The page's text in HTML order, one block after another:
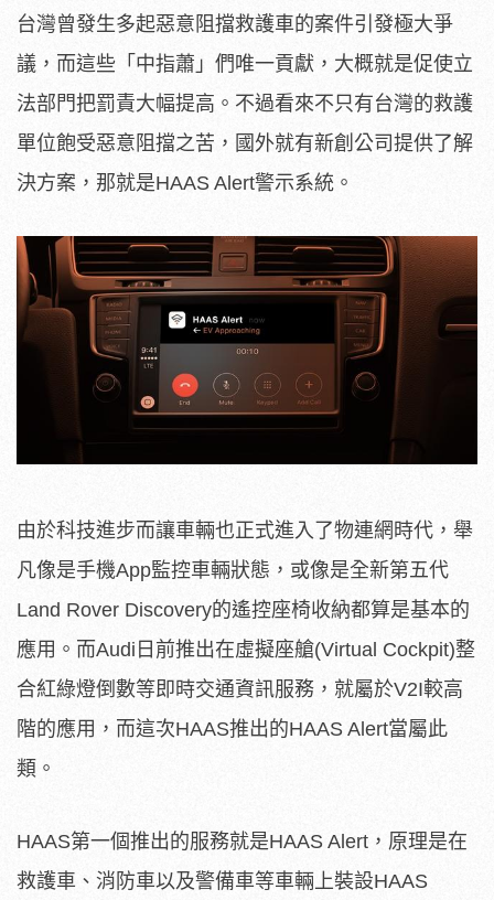
台灣曾發生多起惡意阻擋救護車的案件引發極大爭
議，而這些「中指蕭」們唯一貢獻，大概就是促使立
法部門把罰責大幅提高。不過看來不只有台灣的救護
單位飽受惡意阻擋之苦，國外就有新創公司提供了解
決方案，那就是HAAS Alert警示系統。
由於科技進步而讓車輛也正式進入了物連網時代，舉
凡像是手機App監控車輛狀態，或像是全新第五代
Land Rover Discovery的遙控座椅收納都算是基本的
應用。而Audi日前推出在虛擬座艙(Virtual Cockpit)整
合紅綠燈倒數等即時交通資訊服務，就屬於V2I較高
階的應用，而這次HAAS推出的HAAS Alert當屬此
類。
HAAS第一個推出的服務就是HAAS Alert，原理是在
救護車、消防車以及警備車等車輛上裝設HAAS